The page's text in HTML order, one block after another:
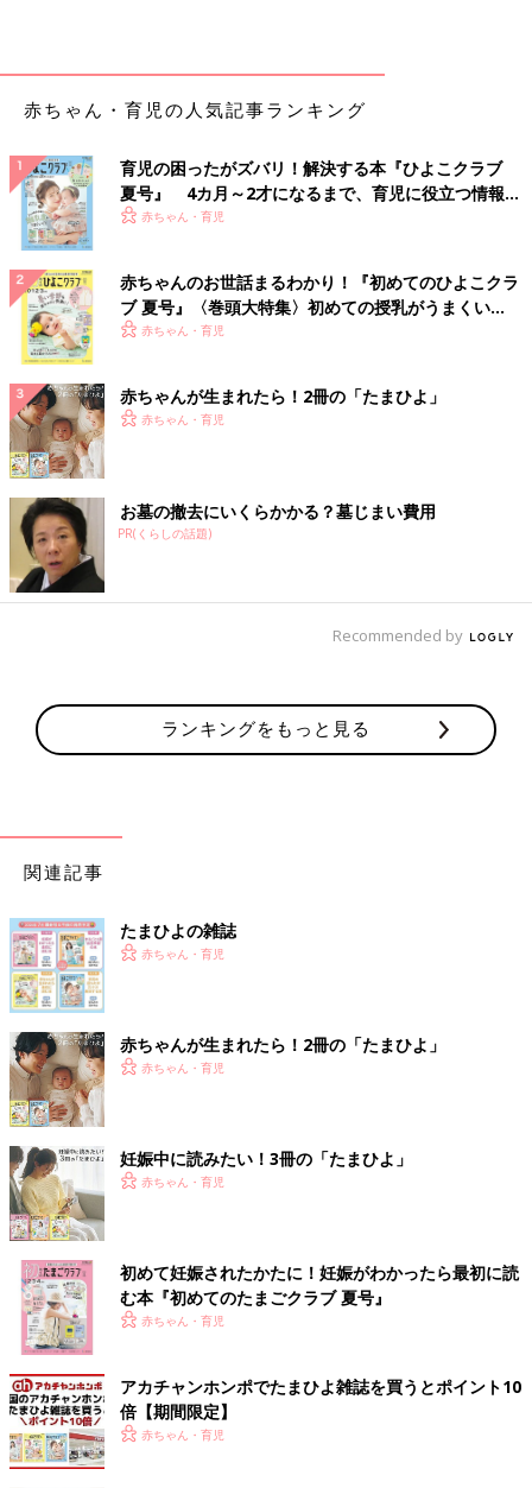
赤ちゃん・育児の人気記事ランキング
育児の困ったがズバリ！解決する本『ひよこクラブ
夏号』 4カ月～2才になるまで、育児に役立つ情報が
いっぱい！
赤ちゃん・育児
赤ちゃんのお世話まるわかり！『初めてのひよこクラ
ブ 夏号』〈巻頭大特集〉初めての授乳がうまくい
く！ おっぱい・ミルクの基本と夏のトラブル 解決テ
赤ちゃん・育児
赤ちゃんが生まれたら！2冊の「たまひよ」
赤ちゃん・育児
お墓の撤去にいくらかかる？墓じまい費用
PR(くらしの話題)
Recommended by
ランキングをもっと見る
関連記事
たまひよの雑誌
赤ちゃん・育児
赤ちゃんが生まれたら！2冊の「たまひよ」
赤ちゃん・育児
妊娠中に読みたい！3冊の「たまひよ」
赤ちゃん・育児
初めて妊娠されたかたに！妊娠がわかったら最初に読
む本『初めてのたまごクラブ 夏号』
赤ちゃん・育児
アカチャンホンポでたまひよ雑誌を買うとポイント10
倍【期間限定】
赤ちゃん・育児